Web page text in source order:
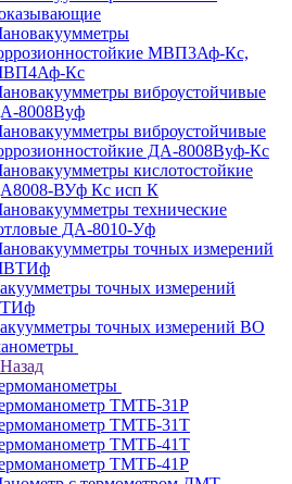
МВП3Аф-Кс,
Кс
виброустойчивые
8008Вуф
виброустойчивые
ДА-8008Вуф-Кс
кислотостойкие
ВУф Кс исп К
технические
ДА-8010-Уф
точных измерений
точных измерений
точных измерений ВО
Назад
ТМТБ-31Р
ТМТБ-31Т
ТМТБ-41Т
ТМТБ-41Р